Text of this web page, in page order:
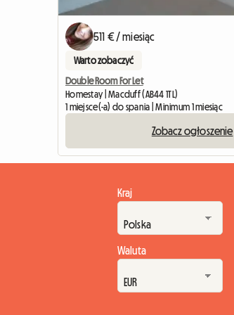
511 € / miesiąc
Warto zobaczyć
Double Room For Let
Homestay | Macduff (AB44 1TL)
1 miejsce(-a) do spania | Minimum 1 miesiąc
Zobacz ogłoszenie
Kraj
Waluta